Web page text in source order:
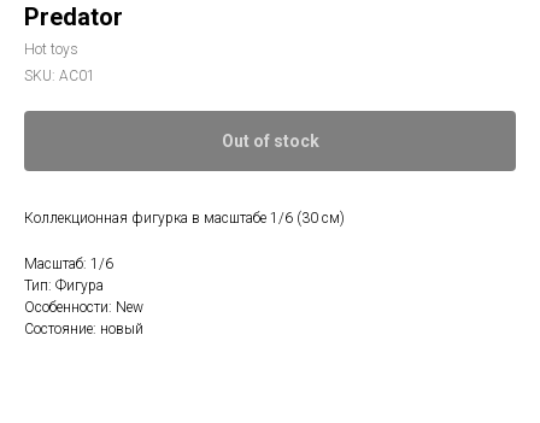
Predator
Hot toys
SKU: AC01
Out of stock
Коллекционная фигурка в масштабе 1/6 (30 см)
Масштаб: 1/6
Тип: Фигура
Особенности: New
Состояние: новый